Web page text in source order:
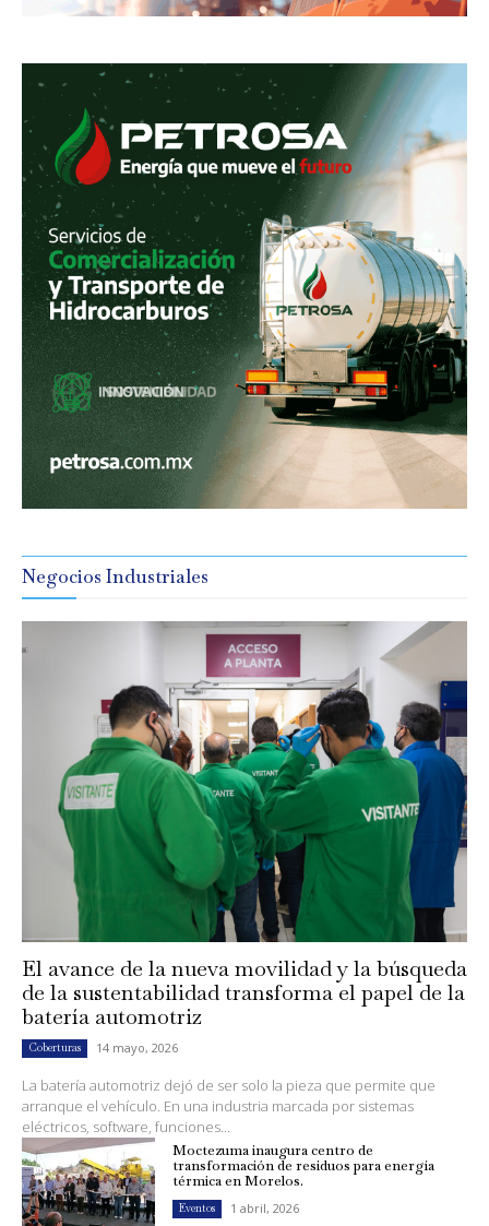
Negocios Industriales
El avance de la nueva movilidad y la búsqueda
de la sustentabilidad transforma el papel de la
batería automotriz
Coberturas 14 mayo, 2026
La batería automotriz dejó de ser solo la pieza que permite que
arranque el vehículo. En una industria marcada por sistemas
eléctricos, software, funciones...
Moctezuma inaugura centro de
transformación de residuos para energía
térmica en Morelos.
Eventos 1 abril, 2026